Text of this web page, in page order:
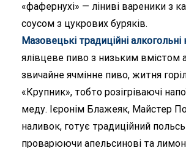
«фафернухі» — ліниві вареники з
соусом з цукрових буряків.
Мазовецькі традиційні алкогольні
ялівцеве пиво з низьким вмістом
звичайне ячмінне пиво, житня
«Крупник», тобто розігріваючі
меду. Ієронім Блажеяк, Майстер
наливок, готує традиційний
проварюючи апельсинові та